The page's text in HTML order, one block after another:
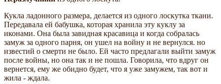
Кукла ладонного размера, делается из одного лоскутка ткани.
Передавала ей бабушка, которая хранила эту куклу за
иконами. Она была завидная красавица и когда собралась
замуж за одного парня, он ушел на войну и не вернулся. но
известий о смерти не было. Ей часто предлагали выйти замуж
после войны, но она так и не пошла. Говорила, что вдруг он
вернется, ему же обидно будет, что я уже замужем, так вот и
жила - ждала.